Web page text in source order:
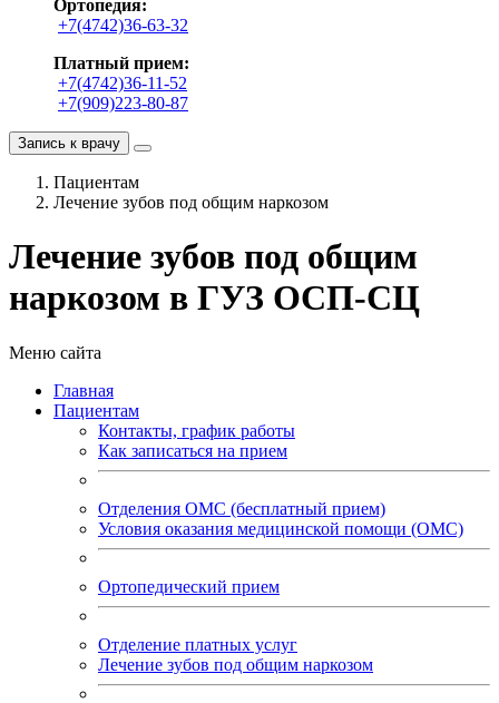
Ортопедия:
+7(4742)36-63-32
Платный прием:
+7(4742)36-11-52
+7(909)223-80-87
Запись к врачу
Пациентам
Лечение зубов под общим наркозом
Лечение зубов под общим
наркозом в ГУЗ ОСП-СЦ
Меню сайта
Главная
Пациентам
Контакты, график работы
Как записаться на прием
Отделения ОМС (бесплатный прием)
Условия оказания медицинской помощи (ОМС)
Ортопедический прием
Отделение платных услуг
Лечение зубов под общим наркозом